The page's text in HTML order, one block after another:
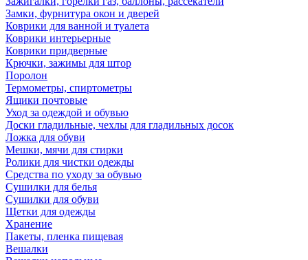
Замки, фурнитура окон и дверей
Коврики для ванной и туалета
Коврики интерьерные
Коврики придверные
Крючки, зажимы для штор
Поролон
Термометры, спиртометры
Ящики почтовые
Уход за одеждой и обувью
Доски гладильные, чехлы для гладильных досок
Ложка для обуви
Мешки, мячи для стирки
Ролики для чистки одежды
Средства по уходу за обувью
Сушилки для белья
Сушилки для обуви
Щетки для одежды
Хранение
Пакеты, пленка пищевая
Вешалки